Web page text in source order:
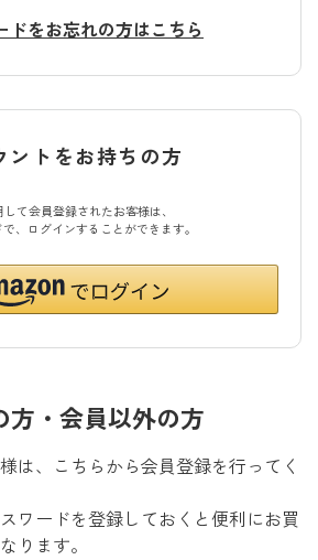
ドをお忘れの方はこちら
ントをお持ちの方
て会員登録されたお客様は、
、ログインすることができます。
方・会員以外の方
は、こちらから会員登録を行ってく
ワードを登録しておくと便利にお買
ります。